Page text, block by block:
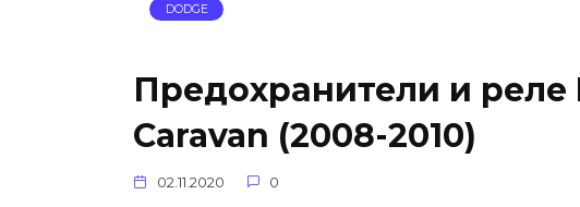
DODGE
Предохранители и реле
Caravan (2008-2010)
02.11.2020 0